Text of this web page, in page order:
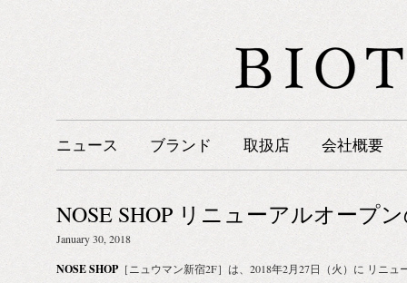
ニュース ブランド 取扱店 会社概要
NOSE SHOP リニューアルオープ
January 30, 2018
NOSE SHOP［ニュウマン新宿2F］は、2018年2月27日（火）に リニュ